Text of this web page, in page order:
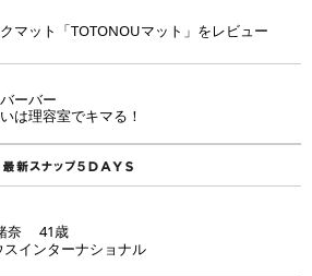
マット「TOTONOUマット」をレビュー
ーバー
は理容室でキマる！
奈 41歳
スインターナショナル